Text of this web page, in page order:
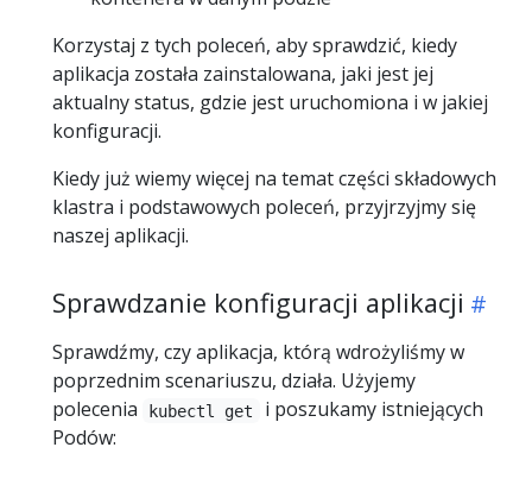
Korzystaj z tych poleceń, aby sprawdzić, kiedy
aplikacja została zainstalowana, jaki jest jej
aktualny status, gdzie jest uruchomiona i w jakiej
konfiguracji.
Kiedy już wiemy więcej na temat części składowych
klastra i podstawowych poleceń, przyjrzyjmy się
naszej aplikacji.
Sprawdzanie konfiguracji aplikacji
Sprawdźmy, czy aplikacja, którą wdrożyliśmy w
poprzednim scenariuszu, działa. Użyjemy
polecenia
kubectl get
i poszukamy istniejących
Podów: